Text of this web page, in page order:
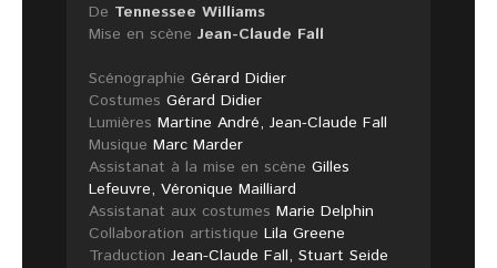
De Tennessee Williams
Mise en scène Jean-Claude Fall
Scénographie Gérard Didier
Costumes Gérard Didier
Lumières Martine André, Jean-Claude Fall
Musique Marc Marder
Assistanat à la mise en scène Gilles
Lefeuvre, Véronique Mailliard
Assistanat aux costumes Marie Delphin
Collaboration artistique Lila Greene
Traduction Jean-Claude Fall, Stuart Seide